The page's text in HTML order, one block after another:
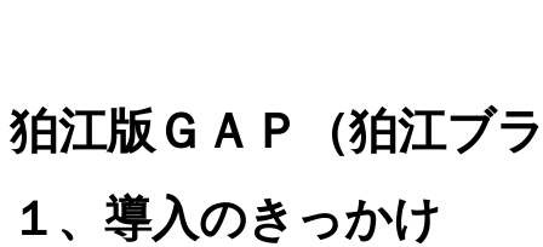
狛江版ＧＡＰ（狛江ブ
１、 導入のきっかけ